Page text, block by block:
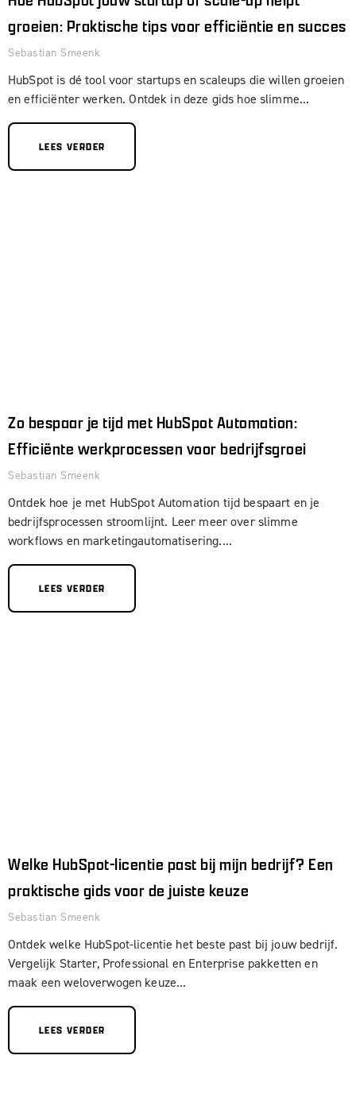
groeien: Praktische tips voor efficiëntie en succes
Sebastian Smeenk
HubSpot is dé tool voor startups en scaleups die willen groeien
en efficiënter werken. Ontdek in deze gids hoe slimme...
LEES VERDER
Zo bespaar je tijd met HubSpot Automation:
Efficiënte werkprocessen voor bedrijfsgroei
Sebastian Smeenk
Ontdek hoe je met HubSpot Automation tijd bespaart en je
bedrijfsprocessen stroomlijnt. Leer meer over slimme
workflows en marketingautomatisering....
LEES VERDER
Welke HubSpot-licentie past bij mijn bedrijf? Een
praktische gids voor de juiste keuze
Sebastian Smeenk
Ontdek welke HubSpot-licentie het beste past bij jouw bedrijf.
Vergelijk Starter, Professional en Enterprise pakketten en
maak een weloverwogen keuze...
LEES VERDER